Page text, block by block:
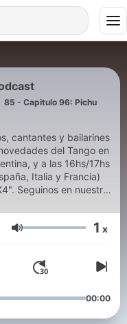
85 - Capitulo 96: Pichu
cantantes y bailarines
del Tango en
y a las 16hs/17hs
Italia y Francia)
Volumen 1 x
00:00